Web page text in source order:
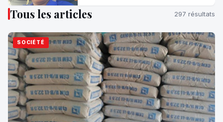
Tous les articles 297 résultats
SOCIÉTÉ